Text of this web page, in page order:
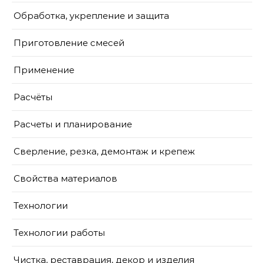
Обработка, укрепление и защита
Приготовление смесей
Применение
Расчёты
Расчеты и планирование
Сверление, резка, демонтаж и крепеж
Свойства материалов
Технологии
Технологии работы
Чистка, реставрация, декор и изделия